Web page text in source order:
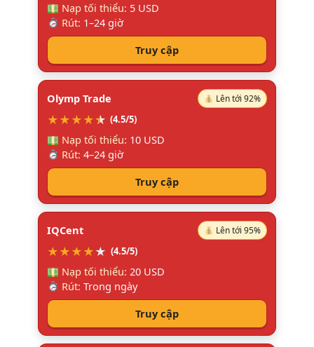
Nạp tối thiểu: 5 USD
Rút: 1–24 giờ
Truy cập
Olymp Trade Lên tới 92%
★★★★★
★ (4.5/5)
Nạp tối thiểu: 10 USD
Rút: 4–24 giờ
Truy cập
IQCent Lên tới 95%
★★★★★ (4.5/5)
Nạp tối thiểu: 20 USD
Rút: Trong ngày
Truy cập